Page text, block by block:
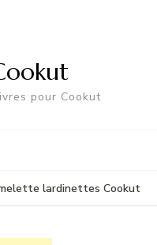
pour Cookut
lardinettes Cookut